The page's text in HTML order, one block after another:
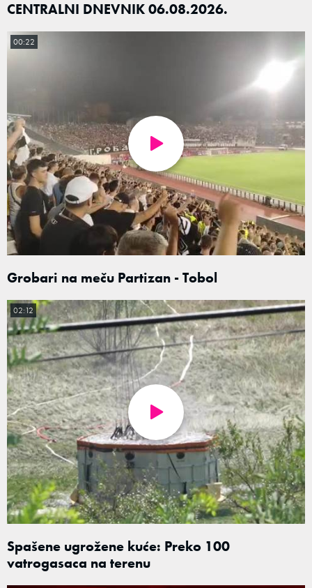
CENTRALNI DNEVNIK 06.08.2026.
Grobari na meču Partizan - Tobol
00:22
Spašene ugrožene kuće: Preko 100
vatrogasaca na terenu
02:12